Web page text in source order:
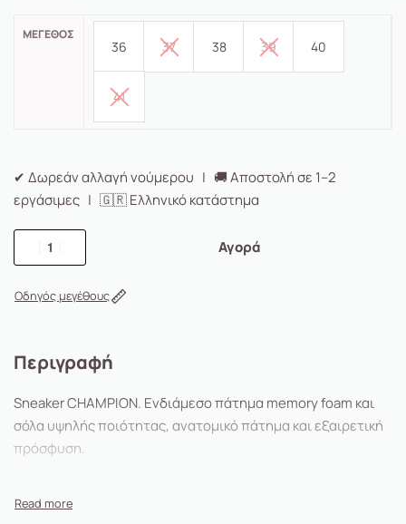
ΜΈΓΕΘΟΣ
36 37 38 39 40
41
✔ Δωρεάν αλλαγή νούμερου | 🚚 Αποστολή σε 1–2
εργάσιμες | 🇬🇷 Ελληνικό κατάστημα
Αγορά
Οδηγός μεγέθους
Περιγραφή
Sneaker CHAMPION. Ενδιάμεσο πάτημα memory foam και
σόλα υψηλής ποιότητας, ανατομικό πάτημα και εξαιρετική
πρόσφυση.